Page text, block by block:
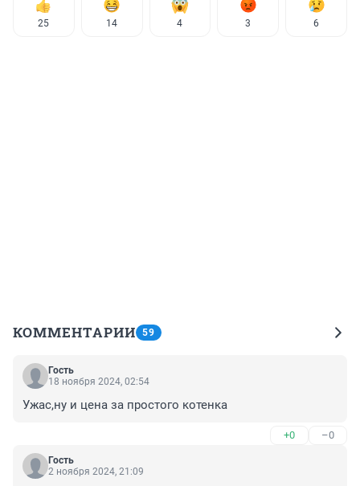
25 14 4 3 6
КОММЕНТАРИИ 59
Гость
18 ноября 2024, 02:54
Ужас,ну и цена за простого котенка
+0 –0
Гость
2 ноября 2024, 21:09